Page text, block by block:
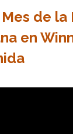
de la
en